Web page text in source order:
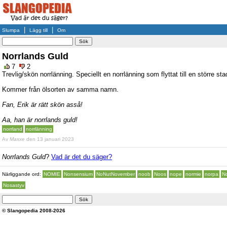
Slumpa Lägg till Om
Norrlands Guld
7
2
Trevlig/skön norrlänning. Speciellt en norrlänning som flyttat till en större
Kommer från ölsorten av samma namn.
Fan, Erik är rätt skön asså!
Aa, han är norrlands guld!
norrland
norrlänning
Av Maxxe den 13 januari 2023
Norrlands Guld? Vad är det du säger?
Närliggande ord: NOMIE Nonsensium NoNutNovember noob Noos nope normie norpa
Nosastyv
© Slangopedia 2008-2026